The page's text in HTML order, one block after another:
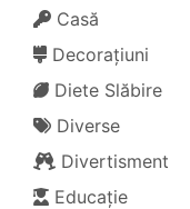
Casă
Decorațiuni
Diete Slăbire
Diverse
Divertisment
Educație